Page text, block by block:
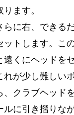
ます。
らに右、できる
ットします。こ
遠くにヘッドを
が少し難しい
、クラブヘッド
ルに引き摺りな